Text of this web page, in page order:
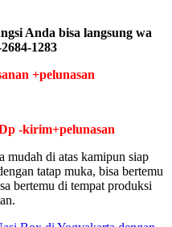
Anda bisa langsung wa
1283
+pelunasan
-kirim+pelunasan
mudah di atas kamipun siap
tatap muka, bisa bertemu
bertemu di tempat produksi